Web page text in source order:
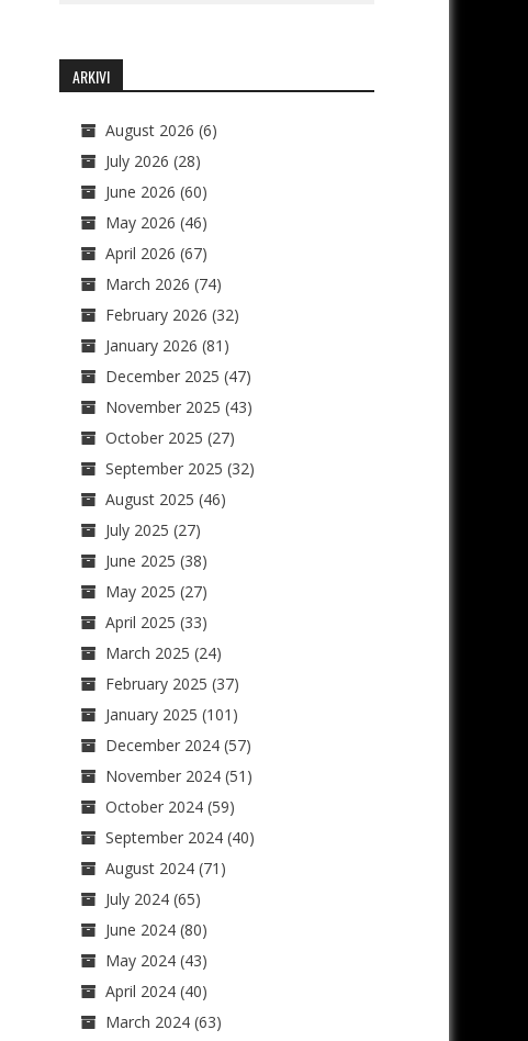
ARKIVI
August 2026 (6)
July 2026 (28)
June 2026 (60)
May 2026 (46)
April 2026 (67)
March 2026 (74)
February 2026 (32)
January 2026 (81)
December 2025 (47)
November 2025 (43)
October 2025 (27)
September 2025 (32)
August 2025 (46)
July 2025 (27)
June 2025 (38)
May 2025 (27)
April 2025 (33)
March 2025 (24)
February 2025 (37)
January 2025 (101)
December 2024(57)
November 2024(51)
October 2024(59)
September 2024(40)
August 2024(71)
July 2024(65)
June 2024(80)
May 2024(43)
April 2024(40)
March 2024(63)